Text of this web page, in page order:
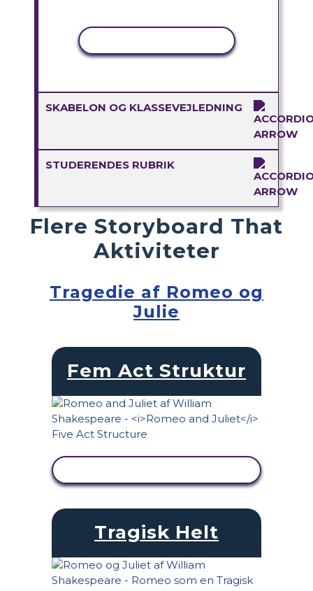
SKABELON OG KLASSEVEJLEDNING
STUDERENDES RUBRIK
Flere Storyboard That
Aktiviteter
Tragedie af Romeo og
Julie
Fem Act Struktur
Tragisk Helt